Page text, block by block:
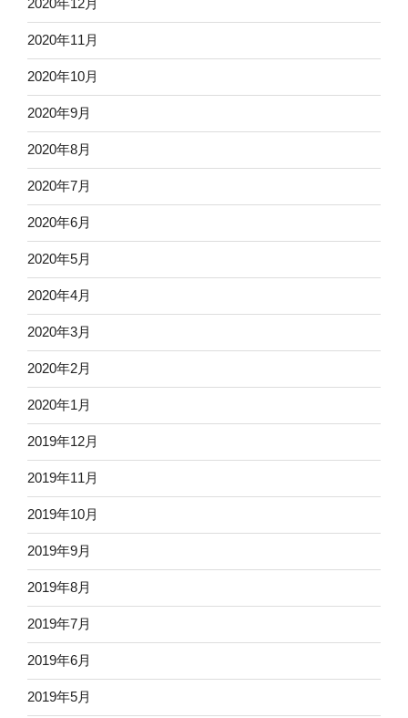
2020年12月
2020年11月
2020年10月
2020年9月
2020年8月
2020年7月
2020年6月
2020年5月
2020年4月
2020年3月
2020年2月
2020年1月
2019年12月
2019年11月
2019年10月
2019年9月
2019年8月
2019年7月
2019年6月
2019年5月